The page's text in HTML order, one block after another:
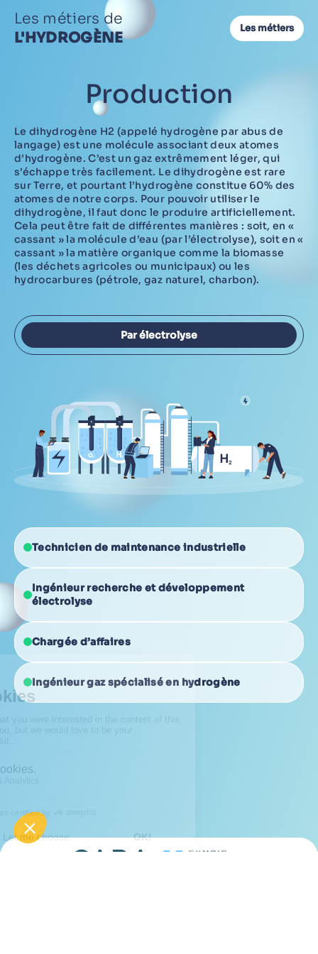
Les métiers de
L'HYDROGÈNE
Les métiers
Production
Le dihydrogène H2 (appelé hydrogène par abus de
langage) est une molécule associant deux atomes
d’hydrogène. C’est un gaz extrêmement léger, qui
s’échappe très facilement. Le dihydrogène est rare
sur Terre, et pourtant l’hydrogène constitue 60% des
atomes de notre corps. Pour pouvoir utiliser le
dihydrogène, il faut donc le produire artificiellement.
Cela peut être fait de différentes manières : soit, en «
cassant » la molécule d’eau (par l’électrolyse), soit en «
cassant » la matière organique comme la biomasse
(les déchets agricoles ou municipaux) ou les
hydrocarbures (pétrole, gaz naturel, charbon).
Par électrolyse
Ingénieur gaz spécialisé en hydrogène
Chargée d’affaires
Ingénieur recherche et développement
électrolyse
Technicien de maintenance industrielle